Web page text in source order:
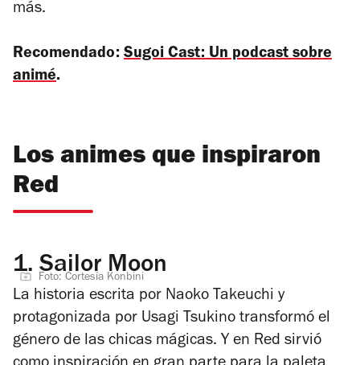
más.
Recomendado: Sugoi Cast: Un podcast sobre
animé.
Los animes que inspiraron
Red
1. Sailor Moon
Foto: Cortesía Konbini
La historia escrita por Naoko Takeuchi y
protagonizada por Usagi Tsukino transformó el
género de las chicas mágicas. Y en Red sirvió